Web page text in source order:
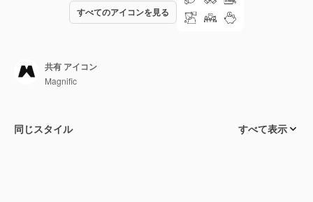
すべてのアイコンを見る
共有 アイコン
Magnific
同じスタイル すべて表示